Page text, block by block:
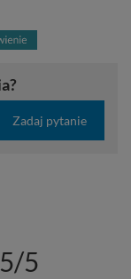
Zadaj pytanie
5/5